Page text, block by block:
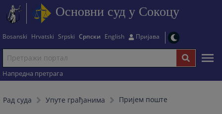
Основни суд у Сокоцу
Bosanski Hrvatski Srpski Српски English Пријава
Напредна претрага
Рад суда Упуте грађанима Пријем поште